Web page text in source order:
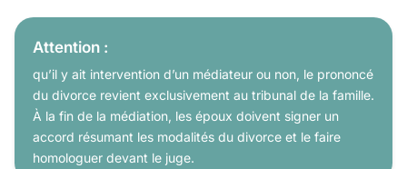
Attention :
qu’il y ait intervention d’un médiateur ou non, le prononcé
du divorce revient exclusivement au tribunal de la famille.
À la fin de la médiation, les époux doivent signer un
accord résumant les modalités du divorce et le faire
homologuer devant le juge.